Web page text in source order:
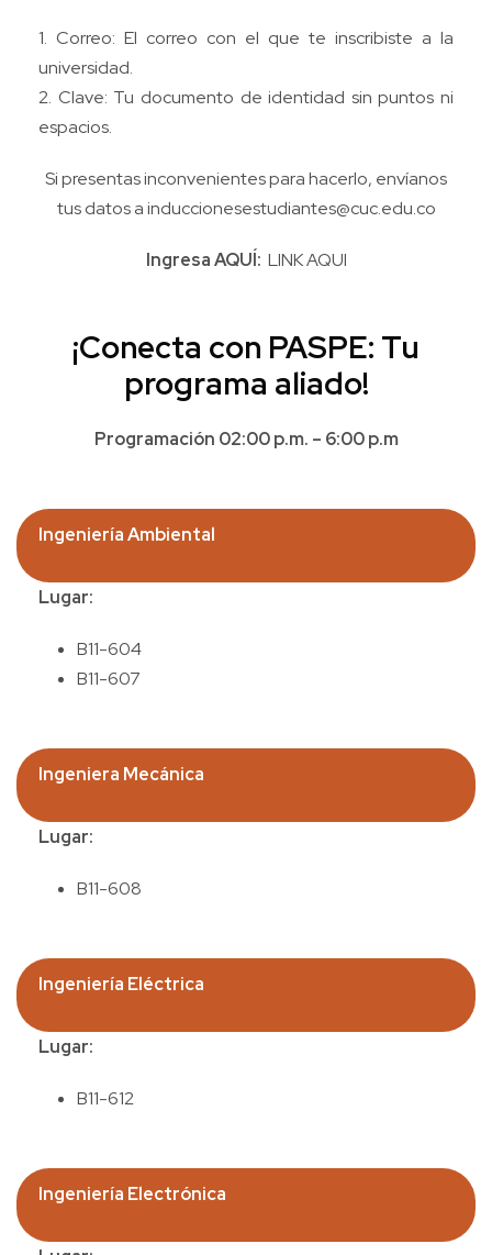
1. Correo: El correo con el que te inscribiste a la
universidad.
2. Clave: Tu documento de identidad sin puntos ni
espacios.
Si presentas inconvenientes para hacerlo, envíanos
tus datos a induccionesestudiantes@cuc.edu.co
Ingresa AQUÍ: LINK AQUI
¡Conecta con PASPE: Tu
programa aliado!
Programación 02:00 p.m. – 6:00 p.m
Ingeniería Ambiental
Lugar:
B11-604
B11-607
Ingeniera Mecánica
Lugar:
B11-608
Ingeniería Eléctrica
Lugar:
B11-612
Ingeniería Electrónica